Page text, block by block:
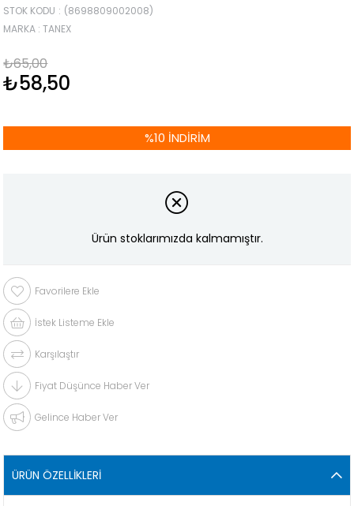
STOK KODU
(8698809002008)
MARKA : TANEX
₺65,00
₺58,50
%10 İNDIRIM
Ürün stoklarımızda kalmamıştır.
Favorilere Ekle
İstek Listeme Ekle
Karşılaştır
Fiyat Düşünce Haber Ver
Gelince Haber Ver
ÜRÜN ÖZELLIKLERI